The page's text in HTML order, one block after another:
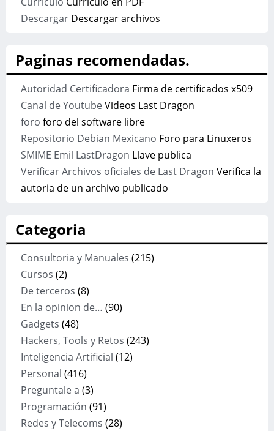
DescargarDescargar archivos
Paginas recomendadas.
Autoridad Certificadora Firma de certificados x509
Canal de YoutubeVideos Last Dragon
foro foro del software libre
Repositorio Debian Mexicano Foro para Linuxeros
SMIME Emil LastDragon Llave publica
Verificar Archivos oficiales de Last Dragon Verifica la
autoria de un archivo publicado
Categoria
Consultoria y Manuales (215)
Cursos (2)
De terceros (8)
En la opinion de… (90)
Gadgets (48)
Hackers, Tools y Retos (243)
Inteligencia Artificial (12)
Personal (416)
Preguntale a (3)
Programación (91)
Redes y Telecoms (28)